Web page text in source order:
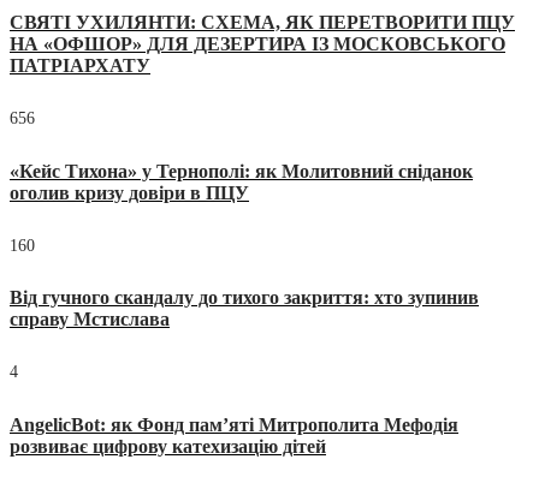
СВЯТІ УХИЛЯНТИ: СХЕМА, ЯК ПЕРЕТВОРИТИ ПЦУ
НА «ОФШОР» ДЛЯ ДЕЗЕРТИРА ІЗ МОСКОВСЬКОГО
ПАТРІАРХАТУ
656
«Кейс Тихона» у Тернополі: як Молитовний сніданок
оголив кризу довіри в ПЦУ
160
Від гучного скандалу до тихого закриття: хто зупинив
справу Мстислава
4
AngelicBot: як Фонд пам’яті Митрополита Мефодія
розвиває цифрову катехизацію дітей